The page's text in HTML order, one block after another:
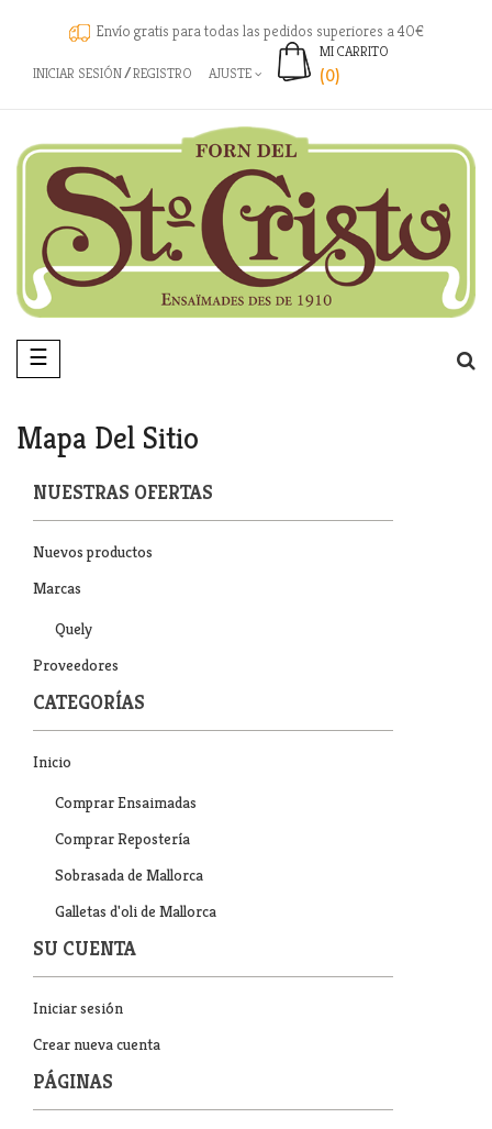
Envío gratis para todas las pedidos superiores a 40€
INICIAR SESIÓN REGISTRO AJUSTE
MI CARRITO
(0)
Navegación
de
☰
Mapa Del Sitio
NUESTRAS OFERTAS
Nuevos productos
Marcas
Quely
Proveedores
CATEGORÍAS
Inicio
Comprar Ensaimadas
Comprar Repostería
Sobrasada de Mallorca
Galletas d'oli de Mallorca
SU CUENTA
Iniciar sesión
Crear nueva cuenta
PÁGINAS